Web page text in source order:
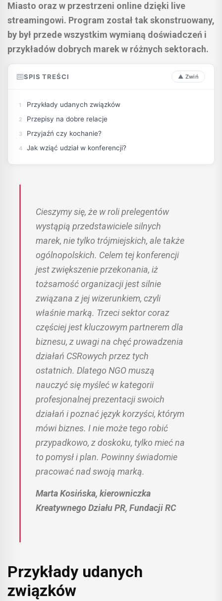
Miasto oraz w przestrzeni online dzięki live
streamingowi. Program został tak skonstruowany,
by był przede wszystkim wymianą doświadczeń i
przykładów dobrych marek w różnych sektorach.
SPIS TREŚCI
Przykłady udanych związków
Przepisy na dobre relacje
Przyjaźń czy kochanie?
Jak wziąć udział w konferencji?
Cieszymy się, że w roli prelegentów
wystąpią przedstawiciele silnych
marek, nie tylko trójmiejskich, ale także
ogólnopolskich. Celem tej konferencji
jest zwiększenie przekonania, iż
tożsamość organizacji jest silnie
związana z jej wizerunkiem, czyli
właśnie marką. Trzeci sektor coraz
częściej jest kluczowym partnerem dla
biznesu, z uwagi na chęć prowadzenia
działań CSRowych przez tych
ostatnich. Dlatego NGO muszą
nauczyć się myśleć w kategorii
profesjonalnej prezentacji swoich
działań i poznać język korzyści, którym
mówi biznes. I nie może tego robić
przypadkowo, z doskoku, tylko mieć na
to pomysł i plan. Powinny świadomie
pracować nad swoją marką.
Marta Kosińska, kierowniczka
Kreatywnego Działu PR, Fundacji RC
Przykłady udanych
związków